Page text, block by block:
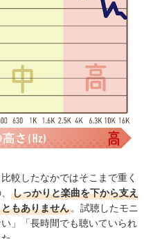
較したなかではそこまで重く
しっかりと楽曲を下から支え
もありません 。試聴したモニ
」「長時間でも聴いていられ